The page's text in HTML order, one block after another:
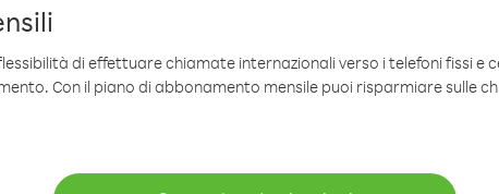
di effettuare chiamate internazionali verso i telefoni fissi e
Con il piano di abbonamento mensile puoi risparmiare sulle